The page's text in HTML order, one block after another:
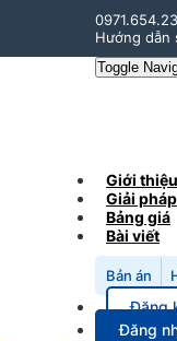
Hướng dẫn
Toggle
Giới thiệu
Giải pháp
Bảng giá
Bài viết
Bản án
Đăng
Đăng